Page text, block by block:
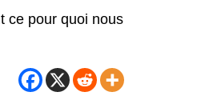
ce pour quoi nous